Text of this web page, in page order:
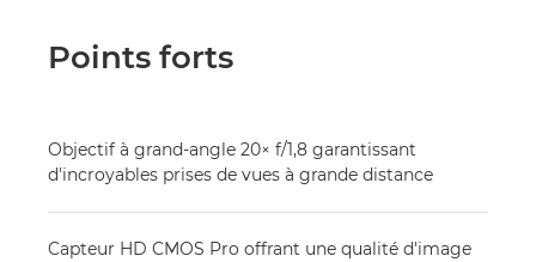
Points forts
Objectif à grand-angle 20× f/1,8 garantissant
d'incroyables prises de vues à grande distance
Capteur HD CMOS Pro offrant une qualité d'image